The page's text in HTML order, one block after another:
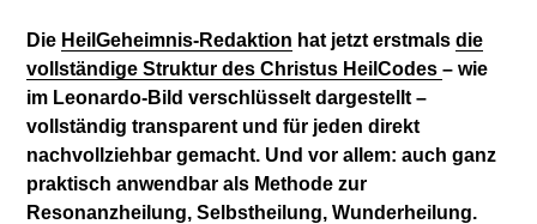
Die HeilGeheimnis-Redaktion hat jetzt erstmalsdie
vollständige Struktur des Christus HeilCodes– wie
im Leonardo-Bild verschlüsselt dargestellt –
vollständig transparent und für jeden direkt
nachvollziehbar gemacht. Und vor allem: auch ganz
praktisch anwendbar als Methode zur
Resonanzheilung, Selbstheilung, Wunderheilung.